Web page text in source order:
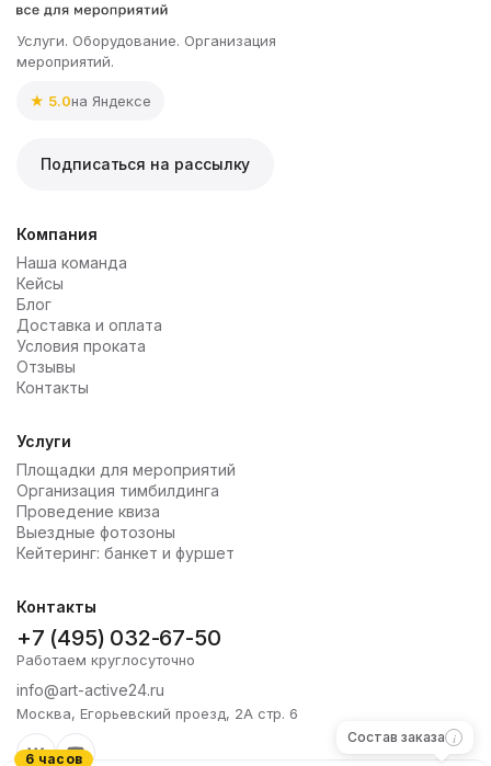
Состав заказа
6 часов
Услуги. Оборудование. Организация
мероприятий.
★ 5.0на Яндексе
Подписаться на рассылку
Компания
Наша команда
Кейсы
Блог
Доставка и оплата
Условия проката
Отзывы
Контакты
Услуги
Площадки для мероприятий
Организация тимбилдинга
Проведение квиза
Выездные фотозоны
Кейтеринг: банкет и фуршет
Контакты
+7 (495) 032-67-50
Работаем круглосуточно
info@art-active24.ru
Москва, Егорьевский проезд, 2А стр. 6